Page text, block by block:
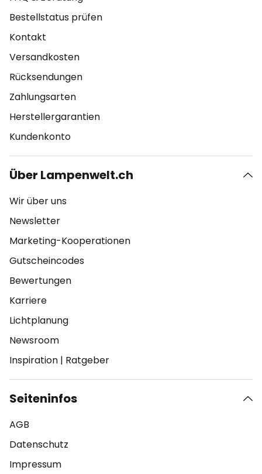
Bestellstatus prüfen
Kontakt
Versandkosten
Rücksendungen
Zahlungsarten
Herstellergarantien
Kundenkonto
Über Lampenwelt.ch
Wir über uns
Newsletter
Marketing-Kooperationen
Gutscheincodes
Bewertungen
Karriere
Lichtplanung
Newsroom
Inspiration | Ratgeber
Seiteninfos
AGB
Datenschutz
Impressum